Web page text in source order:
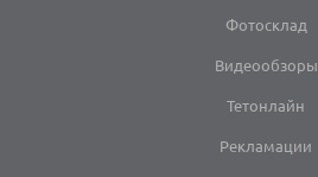
Фотосклад
Видеообзоры
Тетонлайн
Рекламации